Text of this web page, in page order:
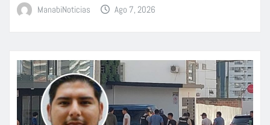
ManabiNoticias Ago 7, 2026